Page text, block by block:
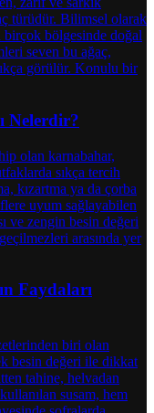
Nelerdir?
Faydaları